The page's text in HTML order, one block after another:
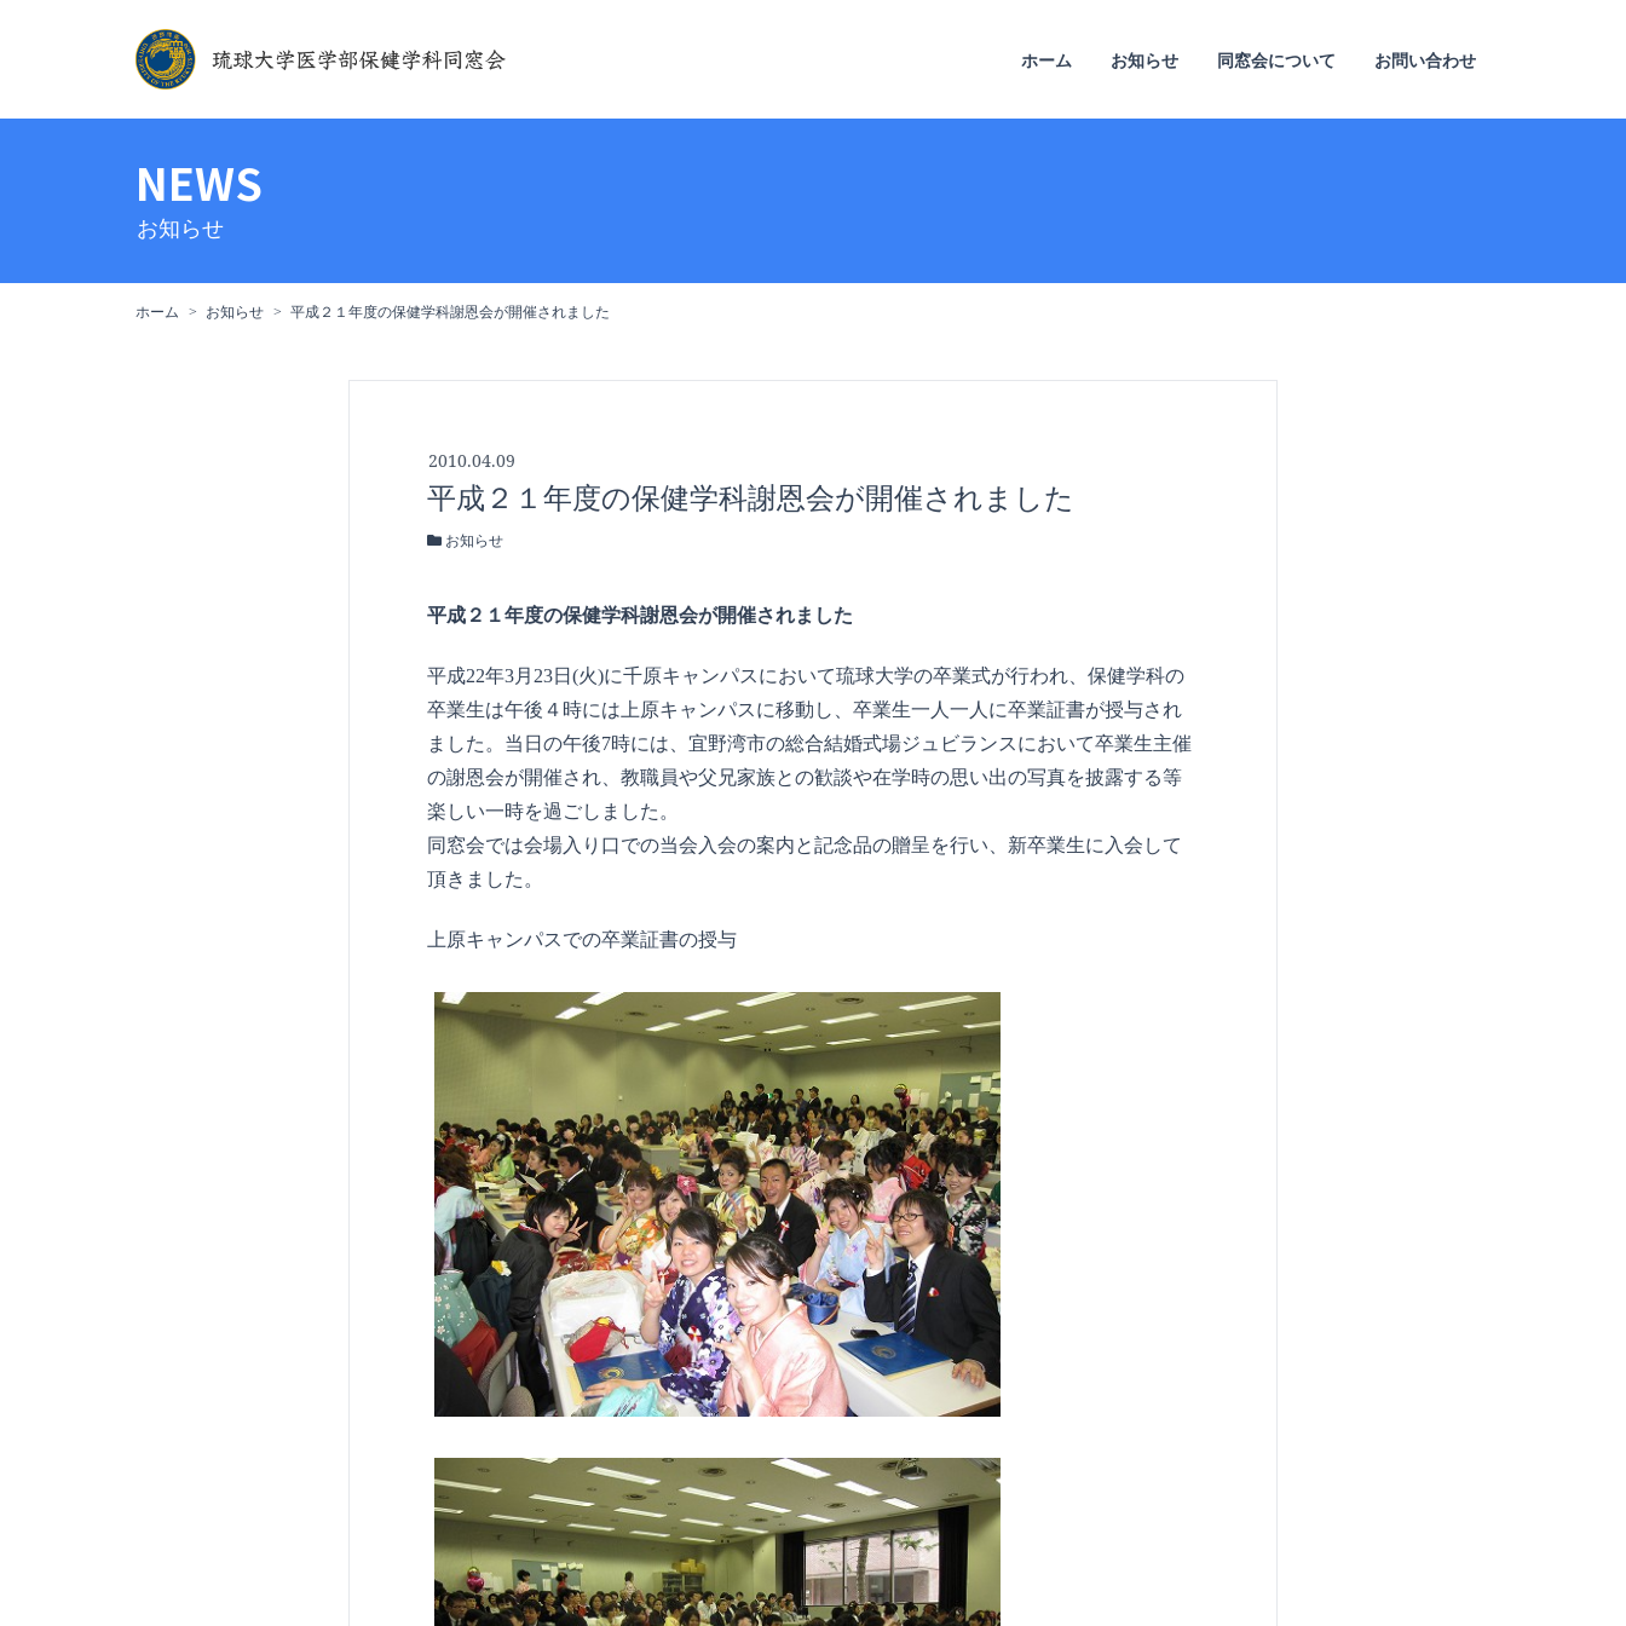
ホーム お知らせ 同窓会について お問い合わせ
NEWS
お知らせ
ホーム お知らせ 平成２１年度の保健学科謝恩会が開催されました
2010.04.09
平成２１年度の保健学科謝恩会が開催されました
お知らせ
平成２１年度の保健学科謝恩会が開催されました
平成22年3月23日(火)に千原キャンパスにおいて琉球大学の卒業式が行われ、保健学科の
卒業生は午後４時には上原キャンパスに移動し、卒業生一人一人に卒業証書が授与され
ました。当日の午後7時には、宜野湾市の総合結婚式場ジュビランスにおいて卒業生主催
の謝恩会が開催され、教職員や父兄家族との歓談や在学時の思い出の写真を披露する等
楽しい一時を過ごしました。
同窓会では会場入り口での当会入会の案内と記念品の贈呈を行い、新卒業生に入会して
頂きました。
上原キャンパスでの卒業証書の授与